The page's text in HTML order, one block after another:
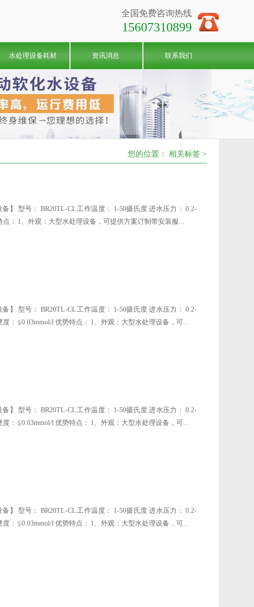
全国免费咨询热线
15607310899
水处理设备耗材 资讯消息 联系我们
您的位置： 相关标签 >
】 型号： BR20TL-CL 工作温度： 1-50摄氏度 进水压力： 0.2-
点： 1、外观：大型水处理设备，可提供方案订制带安装服...
】 型号： BR20TL-CL 工作温度： 1-50摄氏度 进水压力： 0.2-
度： ≦0.03mmol/l 优势特点： 1、外观：大型水处理设备，可...
】 型号： BR20TL-CL 工作温度： 1-50摄氏度 进水压力： 0.2-
度： ≦0.03mmol/l 优势特点： 1、外观：大型水处理设备，可...
】 型号： BR20TL-CL 工作温度： 1-50摄氏度 进水压力： 0.2-
度： ≦0.03mmol/l 优势特点： 1、外观：大型水处理设备，可...